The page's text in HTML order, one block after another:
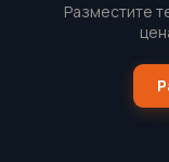
Разместите